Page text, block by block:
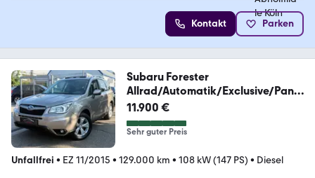
Kontakt Parken
Subaru Forester
Allrad/Automatik/Exclusive/Pano
/EU6
11.900 €
Sehr guter Preis
Unfallfrei • EZ 11/2015 • 129.000 km • 108 kW (147 PS) • Diesel